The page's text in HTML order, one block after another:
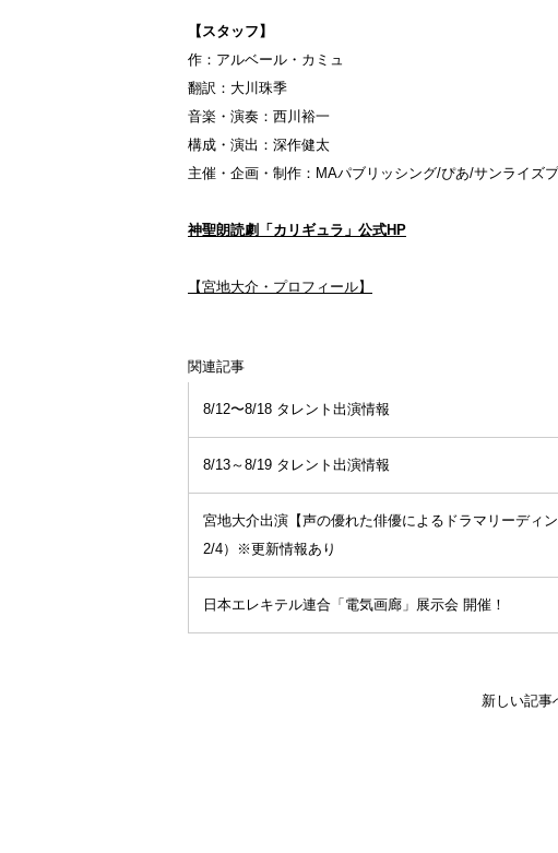
【スタッフ】
作：アルベール・カミュ
翻訳：大川珠季
音楽・演奏：西川裕一
構成・演出：深作健太
主催・企画・制作：MAパブリッシング/ぴあ/サンライズ
神聖朗読劇「カリギュラ」公式HP
【宮地大介・プロフィール】
関連記事
8/12〜8/18 タレント出演情報
8/13～8/19 タレント出演情報
宮地大介出演【声の優れた俳優によるドラマリーデ
2/4）※更新情報あり
日本エレキテル連合「電気画廊」展示会 開催！
新しい記事